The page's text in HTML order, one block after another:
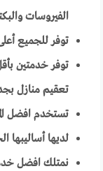
الفيروسات
توفر للجميع
توفر خدمتين
تعقيم منازل
تستخدم افضل
لديها أساليبها
نمتلك افضل